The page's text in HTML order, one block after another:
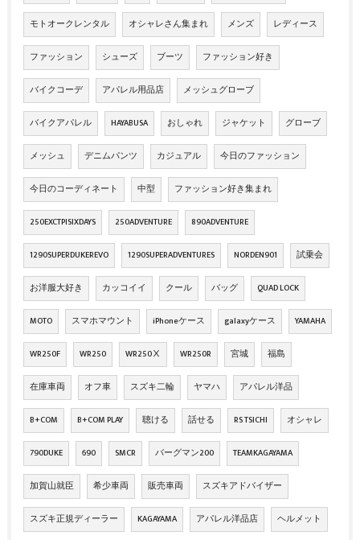
モトオークレンタル オシャレさん集まれ メンズ レディース
ファッション シューズ ブーツ ファッション好き
バイクコーデ アパレル用品店 メッシュグローブ
バイクアパレル HAYABUSA おしゃれ ジャケット グローブ
メッシュ デニムパンツ カジュアル 今日のファッション
今日のコーディネート 中型 ファッション好き集まれ
250EXCTPISIXDAYS 250ADVENTURE 890ADVENTURE
1290SUPERDUKEREVO 1290SUPERADVENTURES NORDEN901 試乗会
お洋服大好き カッコイイ クール バッグ QUAD LOCK
MOTO スマホマウント iPhoneケース galaxyケース YAMAHA
WR250F WR250 WR250Ⅹ WR250R 宮城 福島
在庫車両 オフ車 スズキ二輪 ヤマハ アパレル洋品
B+COM B+COM PLAY 聴ける 話せる RS TSICHI オシャレ
790DUKE 690 SMCR バーグマン200 TEAMKAGAYAMA
加賀山就臣 希少車両 販売車両 スズキアドバイザー
スズキ正規ディーラー KAGAYAMA アパレル洋品店 ヘルメット